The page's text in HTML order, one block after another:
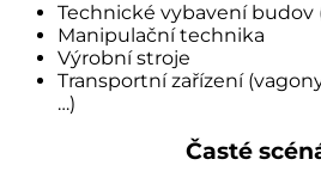
Technické vybavení budov
Manipulační technika
Výrobní stroje
Transportní zařízení
…)
Časté